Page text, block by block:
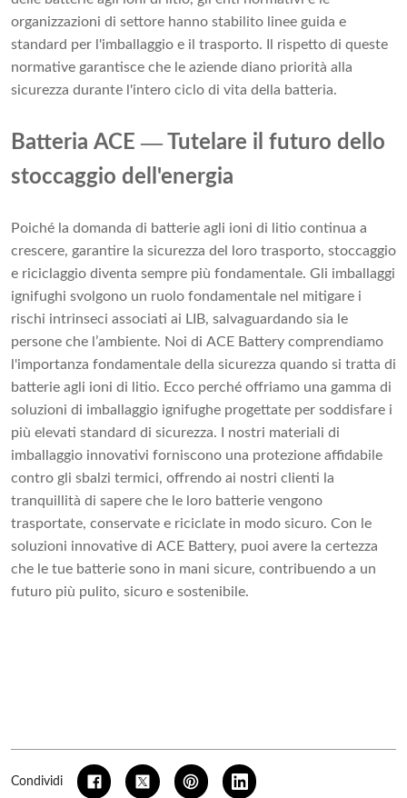
organizzazioni di settore hanno stabilito linee guida e
standard per l'imballaggio e il trasporto. Il rispetto di queste
normative garantisce che le aziende diano priorità alla
sicurezza durante l'intero ciclo di vita della batteria.
Batteria ACE—Tutelare il futuro dello
stoccaggio dell'energia
Poiché la domanda di batterie agli ioni di litio continua a
crescere, garantire la sicurezza del loro trasporto, stoccaggio
e riciclaggio diventa sempre più fondamentale. Gli imballaggi
ignifughi svolgono un ruolo fondamentale nel mitigare i
rischi intrinseci associati ai LIB, salvaguardando sia le
persone che l’ambiente. Noi di ACE Battery comprendiamo
l'importanza fondamentale della sicurezza quando si tratta di
batterie agli ioni di litio. Ecco perché offriamo una gamma di
soluzioni di imballaggio ignifughe progettate per soddisfare i
più elevati standard di sicurezza. I nostri materiali di
imballaggio innovativi forniscono una protezione affidabile
contro gli sbalzi termici, offrendo ai nostri clienti la
tranquillità di sapere che le loro batterie vengono
trasportate, conservate e riciclate in modo sicuro. Con le
soluzioni innovative di ACE Battery, puoi avere la certezza
che le tue batterie sono in mani sicure, contribuendo a un
futuro più pulito, sicuro e sostenibile.
Condividi